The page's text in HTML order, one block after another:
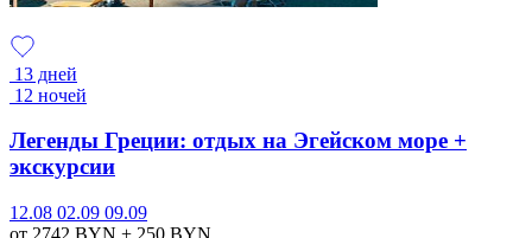
13 дней
12 ночей
Легенды Греции: отдых на Эгейском море +
экскурсии
12.08 02.09 09.09